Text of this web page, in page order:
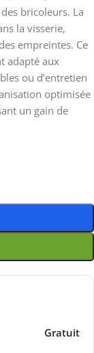
bricoleurs. La
la visserie,
empreintes. Ce
adapté aux
ou d’entretien
optimisée
un gain de
Gratuit